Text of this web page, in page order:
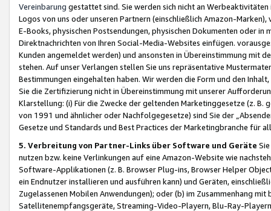
Vereinbarung gestattet sind. Sie werden sich nicht an
Logos von uns oder unseren Partnern (einschließlich Amazon-
E-Books, physischen Postsendungen, physischen Dokumenten oder in
Direktnachrichten von Ihren Social-Media-Websites einfügen.
Kunden angemeldet werden) und ansonsten in Übereinstimmung mit
stehen. Auf unser Verlangen stellen Sie uns repräsentative
Bestimmungen eingehalten haben. Wir werden die Form und den
Sie die Zertifizierung nicht in Übereinstimmung mit unserer
Klarstellung: (i) Für die Zwecke der geltenden Marketinggesetze (z. B.
von 1991 und ähnlicher oder Nachfolgegesetze) sind Sie der
Gesetze und Standards und Best Practices der Marketingbranche für
5. Verbreitung von Partner-Links über Software und Geräte
nutzen bzw. keine Verlinkungen auf eine Amazon-Website wie
Software-Applikationen (z. B. Browser Plug-ins, Browser Helper
ein Endnutzer installieren und ausführen kann) und Geräten,
Zugelassenen Mobilen Anwendungen); oder (b) im Zusammenhang
Satellitenempfangsgeräte, Streaming-Video-Playern, Blu-Ray-